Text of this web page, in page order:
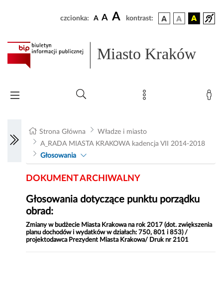
czcionka: A A A kontrast:
Miasto Kraków
Strona Główna
Władze i miasto
A_RADA MIASTA KRAKOWA kadencja VII 2014-2018
Głosowania
DOKUMENT ARCHIWALNY
Głosowania dotyczące punktu porządku
obrad:
Zmiany w budżecie Miasta Krakowa na rok 2017 (dot. zwiększenia
planu dochodów i wydatków w działach: 750, 801 i 853) /
projektodawca Prezydent Miasta Krakowa/ Druk nr 2101